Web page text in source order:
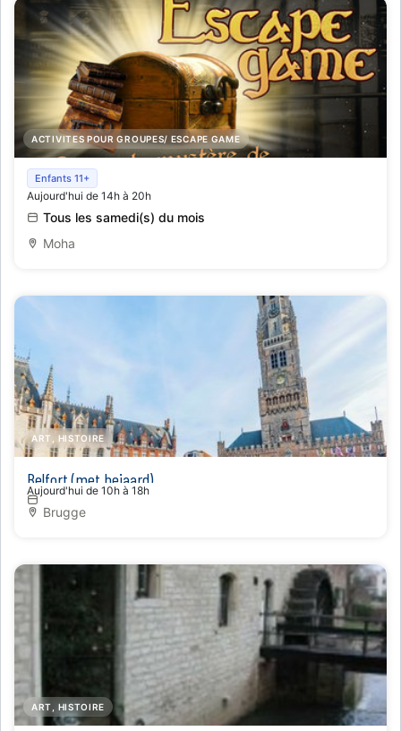
ACTIVITES POUR GROUPES/ ESCAPE GAME
Escape Game: het mysterie van de geheime bibliotheek
Enfants 11+
Aujourd'hui de 14h à 20h
Tous les samedi(s) du mois
Moha
ART, HISTOIRE
Belfort (met beiaard)
Aujourd'hui de 10h à 18h
Brugge
ART, HISTOIRE